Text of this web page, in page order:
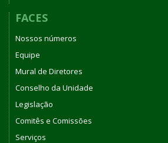
FACES
Nossos números
Equipe
Mural de Diretores
Conselho da Unidade
Legislação
Comitês e Comissões
Serviços